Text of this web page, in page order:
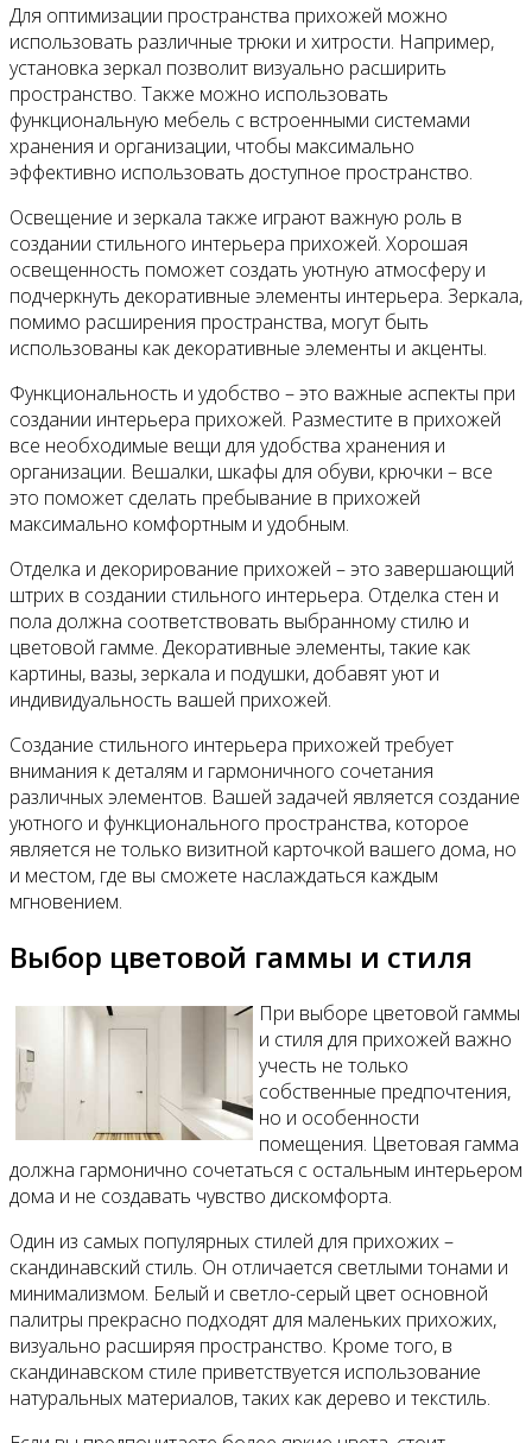
Для оптимизации пространства прихожей можно
использовать различные трюки и хитрости. Например,
установка зеркал позволит визуально расширить
пространство. Также можно использовать
функциональную мебель с встроенными системами
хранения и организации, чтобы максимально
эффективно использовать доступное пространство.
Освещение и зеркала также играют важную роль в
создании стильного интерьера прихожей. Хорошая
освещенность поможет создать уютную атмосферу и
подчеркнуть декоративные элементы интерьера. Зеркала,
помимо расширения пространства, могут быть
использованы как декоративные элементы и акценты.
Функциональность и удобство – это важные аспекты при
создании интерьера прихожей. Разместите в прихожей
все необходимые вещи для удобства хранения и
организации. Вешалки, шкафы для обуви, крючки – все
это поможет сделать пребывание в прихожей
максимально комфортным и удобным.
Отделка и декорирование прихожей – это завершающий
штрих в создании стильного интерьера. Отделка стен и
пола должна соответствовать выбранному стилю и
цветовой гамме. Декоративные элементы, такие как
картины, вазы, зеркала и подушки, добавят уют и
индивидуальность вашей прихожей.
Создание стильного интерьера прихожей требует
внимания к деталям и гармоничного сочетания
различных элементов. Вашей задачей является создание
уютного и функционального пространства, которое
является не только визитной карточкой вашего дома, но
и местом, где вы сможете наслаждаться каждым
мгновением.
Выбор цветовой гаммы и стиля
При выборе цветовой гаммы
и стиля для прихожей важно
учесть не только
собственные предпочтения,
но и особенности
помещения. Цветовая гамма
должна гармонично сочетаться с остальным интерьером
дома и не создавать чувство дискомфорта.
Один из самых популярных стилей для прихожих –
скандинавский стиль. Он отличается светлыми тонами и
минимализмом. Белый и светло-серый цвет основной
палитры прекрасно подходят для маленьких прихожих,
визуально расширяя пространство. Кроме того, в
скандинавском стиле приветствуется использование
натуральных материалов, таких как дерево и текстиль.